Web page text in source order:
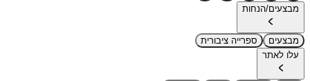
מבצעים/הנחות
מבצעים
ספרייה ציבורית
עלו לאתר